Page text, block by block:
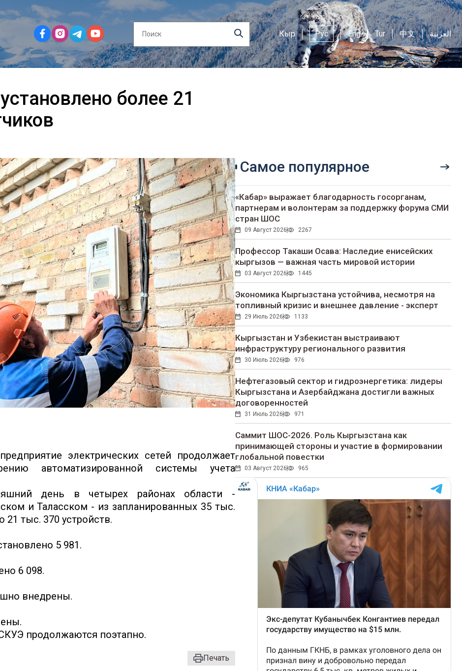
Кыр Рус Eng Tur 中文 العربية
более 21
электрических сетей продолжает
автоматизированной системы учета
день в четырех районах области -
и Таласском - из запланированных 35 тыс.
21 тыс. 370 устройств.
5 981.
6 098.
внедрены.
продолжаются поэтапно.
Печать
Самое популярное
«Кабар» выражает благодарность госорганам,
партнерам и волонтерам за поддержку форума СМИ
стран ШОС
09 Август 2026 2267
Профессор Такаши Осава: Наследие енисейских
кыргызов — важная часть мировой истории
03 Август 2026 1445
Экономика Кыргызстана устойчива, несмотря на
топливный кризис и внешнее давление - эксперт
29 Июль 2026 1133
Кыргызстан и Узбекистан выстраивают
инфраструктуру регионального развития
30 Июль 2026 976
Нефтегазовый сектор и гидроэнергетика: лидеры
Кыргызстана и Азербайджана достигли важных
договоренностей
31 Июль 2026 971
Саммит ШОС-2026. Роль Кыргызстана как
принимающей стороны и участие в формировании
глобальной повестки
03 Август 2026 965